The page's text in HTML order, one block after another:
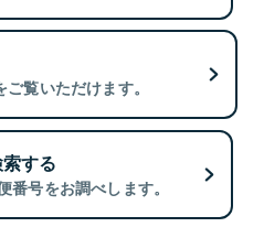
覧いただけます。
する
号をお調べします。